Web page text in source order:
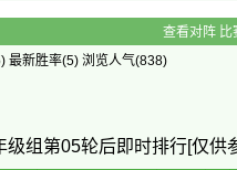
第05轮即时排行 查看对阵 比
最新胜率(5) 浏览人气(838)
组第05轮后即时排行[仅供